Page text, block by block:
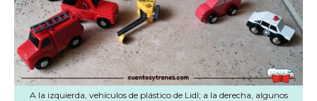
A la izquierda, vehículos de plástico de Lidl; a la derecha, algunos